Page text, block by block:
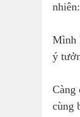
Mình
ý
Càng
cùng